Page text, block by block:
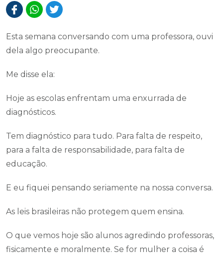
Esta semana conversando com uma professora, ouvi
dela algo preocupante.
Me disse ela:
Hoje as escolas enfrentam uma enxurrada de
diagnósticos.
Tem diagnóstico para tudo. Para falta de respeito,
para a falta de responsabilidade, para falta de
educação.
E eu fiquei pensando seriamente na nossa conversa.
As leis brasileiras não protegem quem ensina.
O que vemos hoje são alunos agredindo professoras,
fisicamente e moralmente. Se for mulher a coisa é